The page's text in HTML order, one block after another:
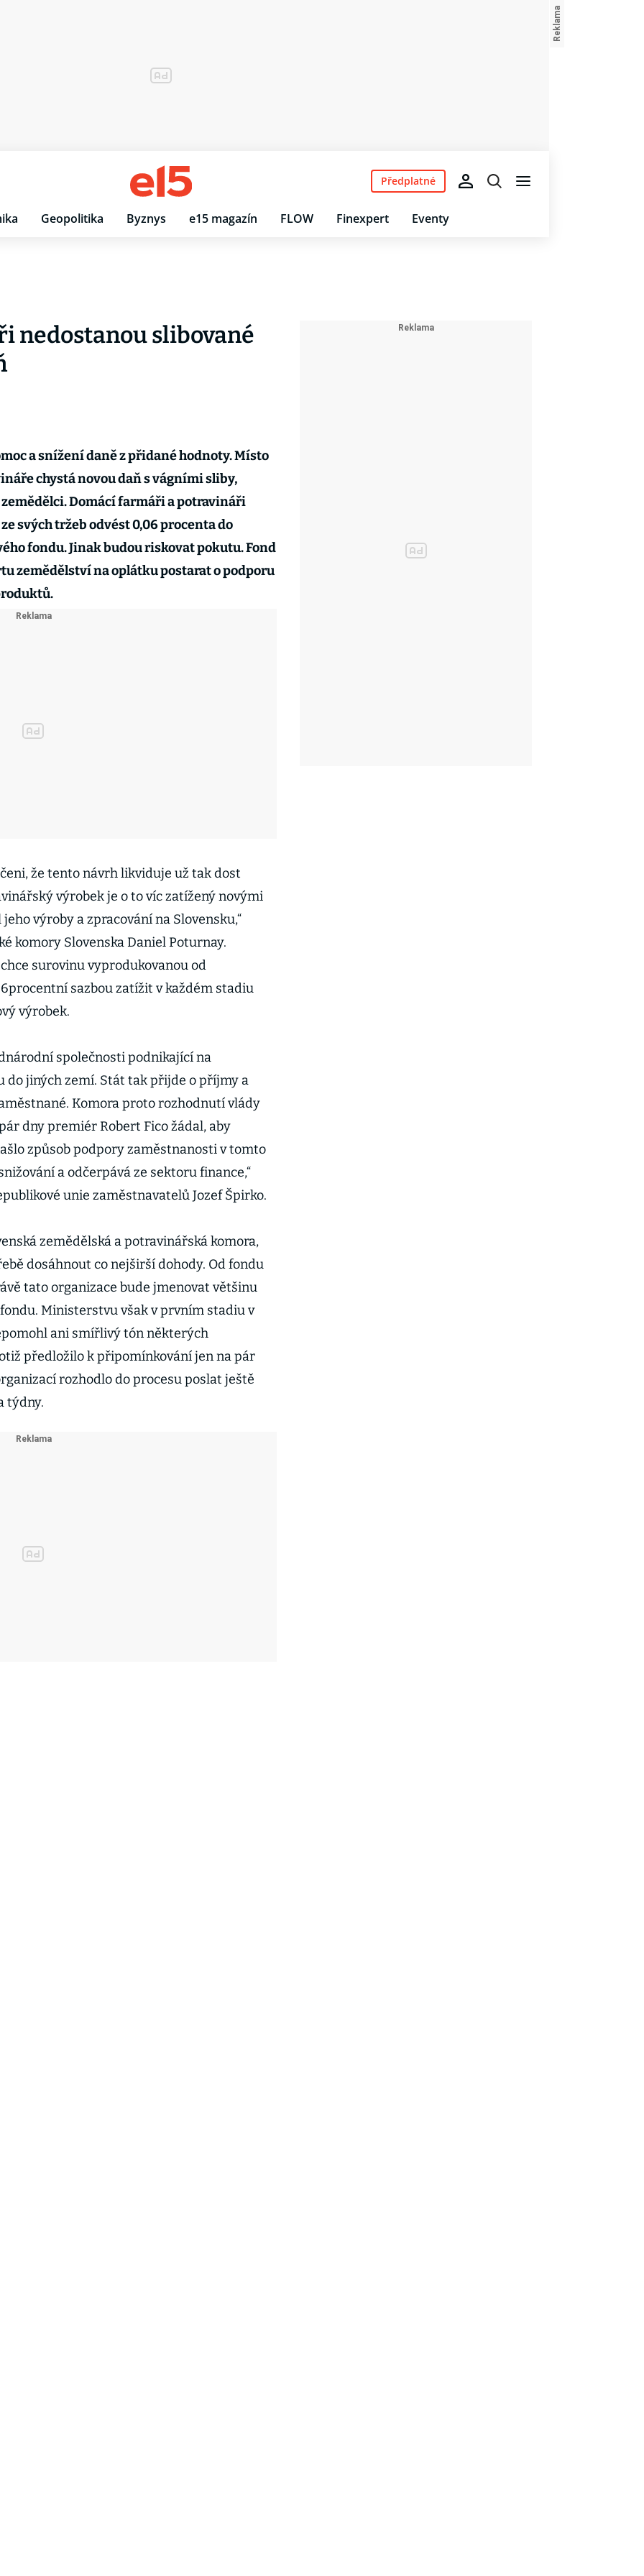
Geopolitika Byznys e15 magazín FLOW Finexpert Eventy
Předplatné
nedostanou slibované
a snížení daně z přidané hodnoty. Místo
chystá novou daň s vágními sliby,
Domácí farmáři a potravináři
svých tržeb odvést 0,06 procenta do
fondu. Jinak budou riskovat pokutu. Fond
zemědělství na oplátku postarat o podporu
že tento návrh likviduje už tak dost
výrobek je o to víc zatížený novými
výroby a zpracování na Slovensku,“
komory Slovenska Daniel Poturnay.
surovinu vyprodukovanou od
sazbou zatížit v každém stadiu
výrobek.
společnosti podnikající na
do jiných zemí. Stát tak přijde o příjmy a
Komora proto rozhodnutí vlády
dny premiér Robert Fico žádal, aby
způsob podpory zaměstnanosti v tomto
a odčerpává ze sektoru finance,“
unie zaměstnavatelů Jozef Špirko.
zemědělská a potravinářská komora,
dosáhnout co nejširší dohody. Od fondu
tato organizace bude jmenovat většinu
Ministerstvu však v prvním stadiu v
ani smířlivý tón některých
předložilo k připomínkování jen na pár
rozhodlo do procesu poslat ještě
týdny.